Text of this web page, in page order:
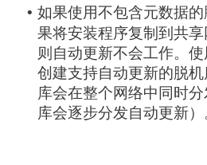
• 如果使用不包含元数据
果将安装程序复制到共享
则自动更新不会工作。使
创建支持自动更新的脱
库会在整个网络中同时
库会逐步分发自动更新）